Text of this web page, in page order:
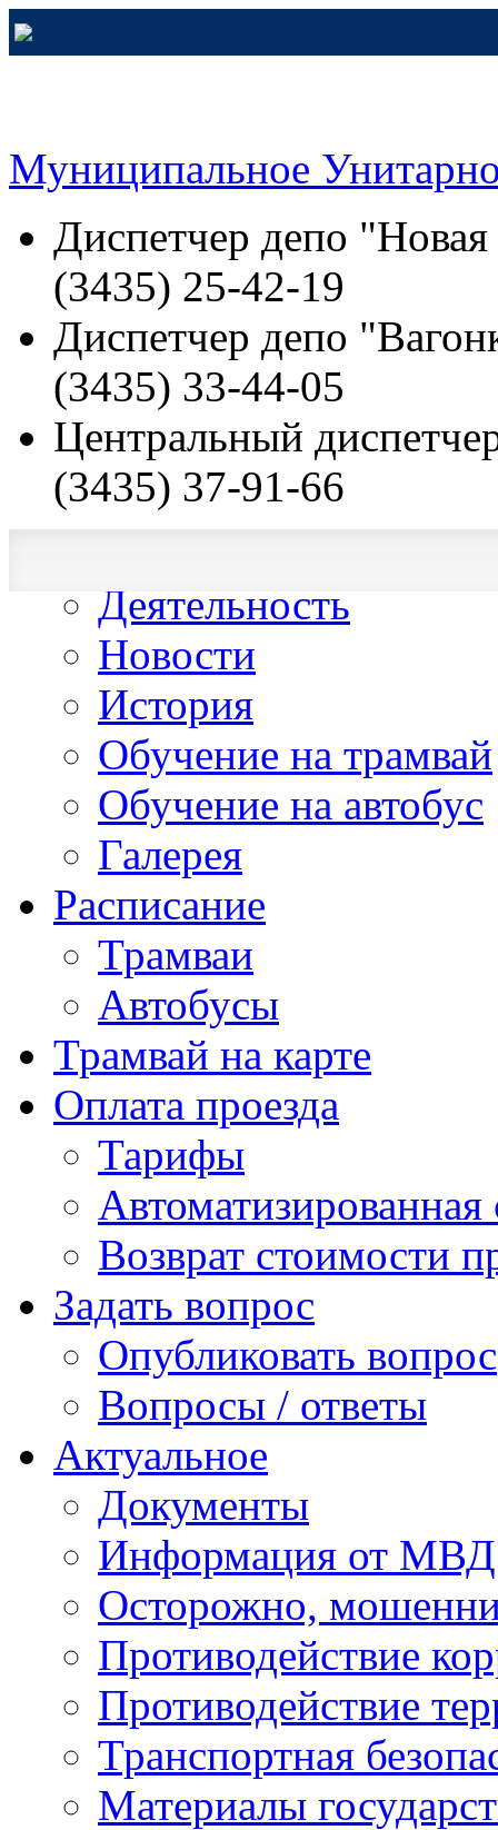
Муниципальное
Диспетчер депо
(3435) 25-42-19
Диспетчер депо
(3435) 33-44-05
Центральный
(3435) 37-91-66
Деятельность
Новости
История
Обучение на трамвай
Обучение на автобус
Галерея
Расписание
Трамваи
Автобусы
Трамвай на карте
Оплата проезда
Тарифы
Возврат стоимости
Задать вопрос
Опубликовать вопрос
Вопросы / ответы
Актуальное
Документы
Информация от МВД
Осторожно,
Противодействие
Противодействие
Транспортная
Материалы